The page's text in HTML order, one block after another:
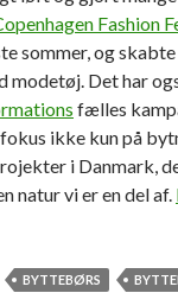
Fashion
sommer, og
modetøj. Det har
fælles
fokus ikke kun på
i Danmark,
natur vi er en del af.
BYTTEBØRS